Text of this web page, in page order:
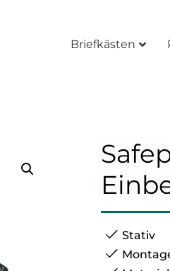
Briefkästen
Stativ